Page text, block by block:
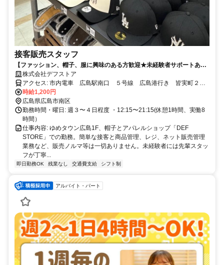
接客販売スタッフ
【ファッション、帽子、服に興味のある方歓迎★未経験者サポートあ
り】ノルマなし！★
株式会社デフストア
アクセス: 市内電車 広島駅南口 ５号線 広島港行き 皆実町２丁
目駅下車 市内電車 紙屋町西 １号線 広島港行き 皆実町６丁
目駅下車 市内電車 紙屋町東 ３号線 広島港行き 皆実町６丁
目駅下車 平日のみ 車通勤可 駐車場無料
時給1,200円
広島県広島市南区
勤務時間・曜日: 週３〜４日程度 ・12:15〜21:15(休憩1時間、実働8
時間）
仕事内容: ゆめタウン広島1F、帽子とアパレルショップ「DEF
STORE」での勤務。簡単な接客と商品管理、レジ、ネット販売管理
業務など、販売ノルマ等は一切ありません。未経験者には先輩スタッ
フが丁寧...
即日勤務OK 残業なし 交通費支給 シフト制
アルバイト・パート